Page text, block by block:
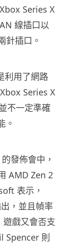
Series X
線插口以
針插口。
利用了網路
Series X
不一定準確
。
發佈會中，
AMD Zen 2
表示，
，並且幀率
戲又會否支
Spencer 則